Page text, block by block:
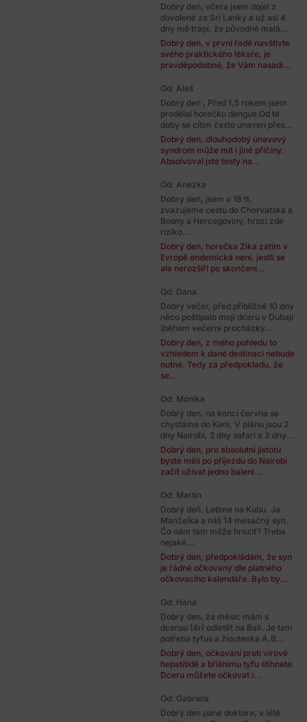
Dobrý den, včera jsem dojel z
dovolené ze Srí Lanky a už asi 4
dny mě trápí, že původně malá...
Dobrý den, v první řadě navštivte
svého praktického lékaře, je
pravděpodobné, že Vám nasadí...
Od: Aleš
Dobrý den , Před 1,5 rokem jsem
prodělal horečku dengue.Od té
doby se cítím často unaven přes...
Dobrý den, dlouhodobý únavový
syndrom může mít i jiné příčiny.
Absolvoval jste testy na...
Od: Anezka
Dobry den, jsem v 18 tt,
zvazujeme cestu do Chorvatska a
Bosny a Hercegoviny, hrozí zde
riziko...
Dobrý den, horečka Zika zatím v
Evropě endemická není, jestli se
ale nerozšíří po skončení...
Od: Dana
Dobrý večer, před přibližně 10 dny
něco poštípalo moji dceru v Dubaji
(během večerní procházky...
Dobrý den, z mého pohledu to
vzhledem k dané destinaci nebude
nutné. Tedy za předpokladu, že
se...
Od: Monika
Dobrý den, na konci června se
chystáme do Keni. V plánu jsou 2
dny Nairobi, 2 dny safari a 3 dny...
Dobrý den, pro absolutní jistotu
byste měli po příjezdu do Nairobi
začít užívat jedno balení...
Od: Martin
Dobrý deň. Letíme na Kubu. Ja
Manželka a náš 14 mesačný syn.
Čo nám tam môže hroziť? Treba
nejaké...
Dobrý den, předpokládám, že syn
je řádně očkovaný dle platného
očkovacího kalendáře. Bylo by...
Od: Hana
Dobry den, za měsíc mám s
dcerou (4r) odletět na Bali. Je tam
potřeba tyfus a žloutenka A,B...
Dobrý den, očkování proti virové
hepatitidě a břišnímu tyfu stihnete.
Dceru můžete očkovat i...
Od: Gabriela
Dobrý den pane doktore, v létě